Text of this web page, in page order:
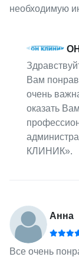
необходимую
Вам
очень
оказать
КЛИНИК».
Анна
Все очень